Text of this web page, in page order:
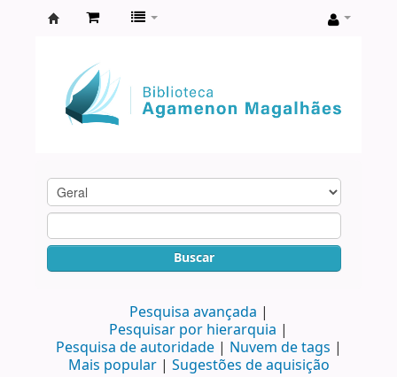
Agamenon
Magalhães
Buscar
Pesquisa avançada
Pesquisar por hierarquia
Pesquisa de autoridade
Nuvem de tags
Mais popular
Sugestões de aquisição